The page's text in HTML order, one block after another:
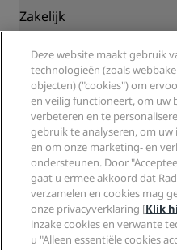
Blog
Bestemmingen
Radisson Hotels-app
Sports Approved-hotels
Gezinsvriendelijk hotels
Gezondheid en veiligheid
Partners
Reisagenten
Zakelijk
Radisson Hotel Group
Media
Vacatures RHG
Vacatures PPHE
Vacatures EHL
The Club by RHG
Hotelontwikkeling
Duurzaam ondernemen
Inkoop
Juridisch
Privacycentrum
Juridische kennisgeving
Algemene voorwaarden
Gebruikersovereenkomst site
Digitale toegankelijkheid
Verklaring inzake moderne
Help
Waarschuwingen voor
Contactgegevens
Veelgestelde vragen
Sitemap
Social media
Radisson Hotels Brands
Deze website maakt gebruik
technologieën (zoals
objecten) ("cookies") om
en veilig functioneert, om uw
verbeteren en te
gebruik te analyseren, om
en om onze marketing- en
ondersteunen. Door
gaat u ermee akkoord dat
verzamelen en cookies mag
onze privacyverklaring [Klik
inzake cookies en verwante
u "Alleen essentiële cookies